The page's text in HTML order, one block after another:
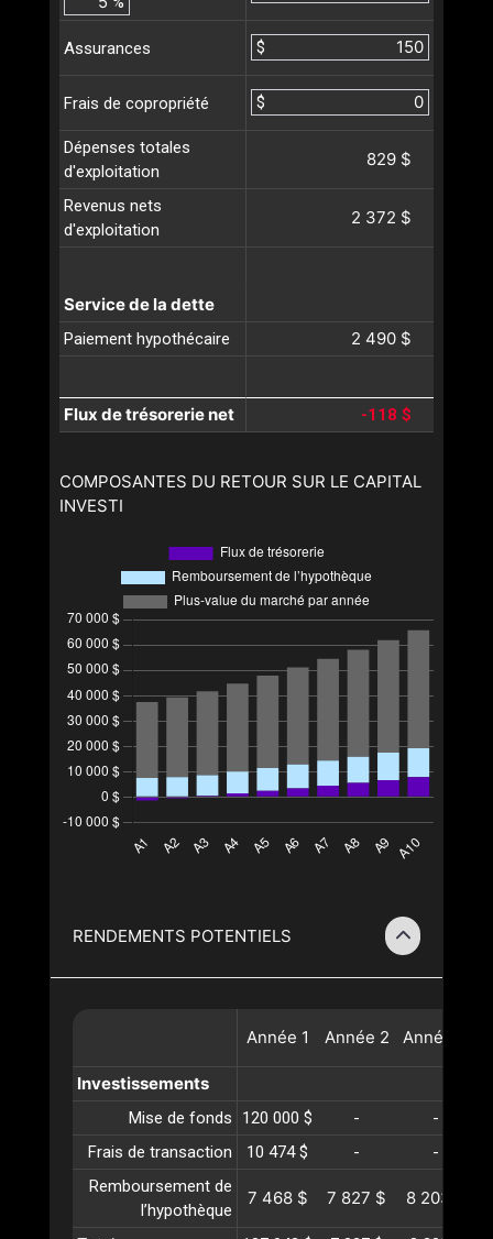
Assurances $
Frais de copropriété $
Dépenses totales
d'exploitation
829 $
Revenus nets
d'exploitation
2 372 $
Service de la dette
Paiement hypothécaire 2 490 $
Flux de trésorerie net -118 $
COMPOSANTES DU RETOUR SUR LE CAPITAL
INVESTI
RENDEMENTS POTENTIELS
Année 1 Année 2 Année
Investissements
Mise de fonds 120 000 $ -
-
Frais de transaction
10 474 $ -
-
Remboursement de
l’hypothèque
7 468 $ 7 827 $ 8 203 $